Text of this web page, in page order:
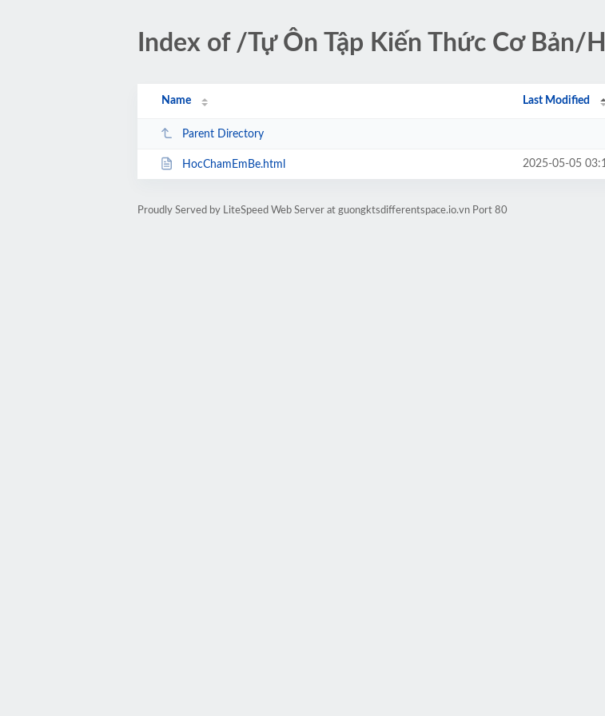
Index of /Tự Ôn Tập Kiến Thức Cơ Bản/
Name Last Modified
Parent Directory
HocChamEmBe.html 2025-05-05
Proudly Served by LiteSpeed Web Server at guongktsdifferentspace.io.vn Port 80